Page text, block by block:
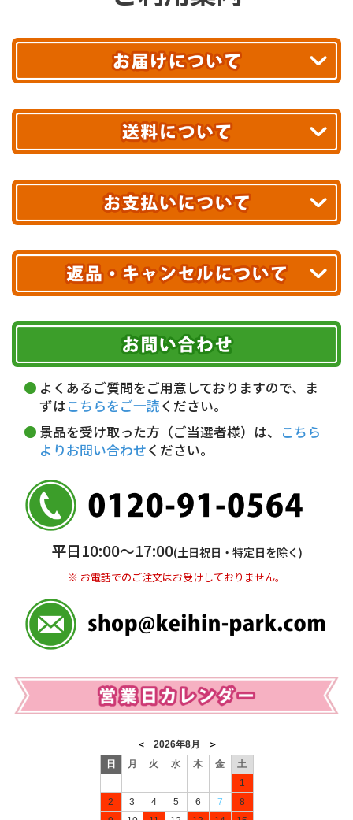
最短翌日お届け!
あす着エリアが対象です。
エリアやお届け日の確認はこちら▶
※ 配送業者による配送遅延が生じる可能性がございます。
※ 沖縄・離島はお届けできません。
送料無料!
10,000円未満 全国一律1,100円(税込)
配送業者
ヤマト運輸
お届け可能時間帯
午前中 14～16時
16～18時
18～20時
19～21時 指定なし
クレジットカード
代金引換(現金のみ)
5,000円未満…330円(税込)
銀行振込(前払い)
普通 7263489
＜口座名＞ カ）ディースタイル
※ 振込み手数料お客様ご負担。
期限を含むルール（条件）や、お客様にご負担い
ただく費用がございます。
詳しくはこちら▶
よくあるご質問をご用意しておりますので、ま
ずはこちらをご一読ください。
景品を受け取った方（ご当選者様）は、 こちら
よりお問い合わせください。
平日10:00〜17:00(土日祝日・特定日を除く)
※ お電話でのご注文はお受けしておりません。